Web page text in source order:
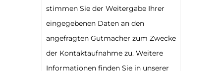
stimmen Sie der Weitergabe Ihrer
eingegebenen Daten an den
angefragten Gutmacher zum Zwecke
der Kontaktaufnahme zu. Weitere
Informationen finden Sie in unserer